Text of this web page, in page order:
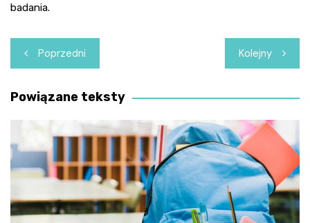
badania.
Nawigacja
wpisu
Poprzedni Kolejny
Powiązane teksty